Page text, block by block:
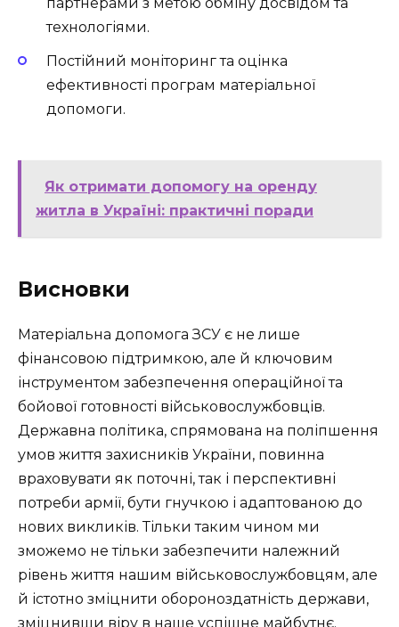
технологіями.
Постійний моніторинг та оцінка
ефективності програм матеріальної
допомоги.
Як отримати допомогу на оренду
житла в Україні: практичні поради
Висновки
Матеріальна допомога ЗСУ є не лише
фінансовою підтримкою, але й ключовим
інструментом забезпечення операційної та
бойової готовності військовослужбовців.
Державна політика, спрямована на поліпшення
умов життя захисників України, повинна
враховувати як поточні, так і перспективні
потреби армії, бути гнучкою і адаптованою до
нових викликів. Тільки таким чином ми
зможемо не тільки забезпечити належний
рівень життя нашим військовослужбовцям, але
й істотно зміцнити обороноздатність держави,
зміцнивши віру в наше успішне майбутнє.